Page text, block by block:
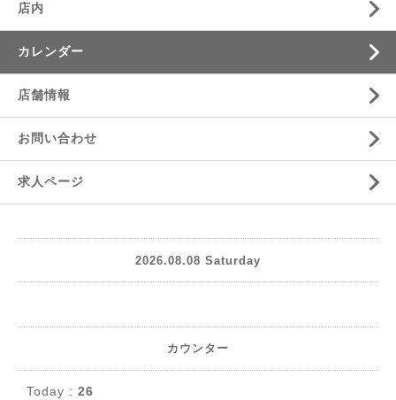
店内
カレンダー
店舗情報
お問い合わせ
求人ページ
2026.08.08 Saturday
カウンター
Today : 26